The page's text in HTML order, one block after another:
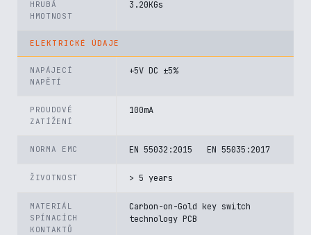
HRUBÁ
HMOTNOST
3.20KGs
ELEKTRICKÉ ÚDAJE
NAPÁJECÍ
NAPĚTÍ
+5V DC ±5%
PROUDOVÉ
ZATÍŽENÍ
100mA
NORMA EMC EN 55032:2015 EN 55035:2017
ŽIVOTNOST > 5 years
MATERIÁL
SPÍNACÍCH
KONTAKTŮ
Carbon-on-Gold key switch
technology PCB